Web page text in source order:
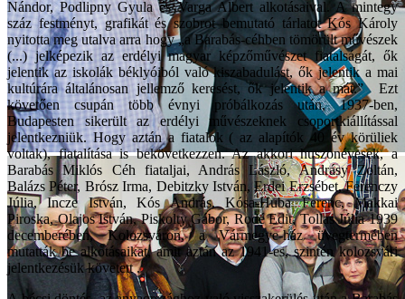
Nándor, Podlipny Gyula és Varga Albert alkotásaival. A mintegy
száz festményt, grafikát és szobrot bemutató tárlatot Kós Károly
nyitotta meg utalva arra hogy „a Barabás-céhben tömörült művészek
(...) jelképezik az erdélyi magyar képzőművészet fiatalságát, ők
jelentik az iskolák béklyóiból való kiszabadulást, ők jelentik a mai
kultúrára általánosan jellemző keresést, ők jelentik a mát.” Ezt
követően csupán több évnyi próbálkozás után, 1937-ben,
Budapesten sikerült az erdélyi művészeknek csoportkiállítással
jelentkezniük. Hogy aztán a fiatalok ( az alapítók 40 év körüliek
voltak), fiatalítása is bekövetkezzen. Az akkori huszonévesek, a
Barabás Miklós Céh fiataljai, András László, Andrásy Zoltán,
Balázs Péter, Brósz Irma, Debitzky István, Erdei Erzsébet, Ferenczy
Júlia, Incze István, Kós András, Kósa-Huba Ferenc, Makkai
Piroska, Olajos István, Piskolty Gábor, Rodé Edit, Tollas Júlia 1939
decemberében, Kolozsváron, a Vármegye-ház üvegtermében
mutatták be alkotásaikat, amit aztán az 1941-es, szintén kolozsvári
jelentkezésük követett .